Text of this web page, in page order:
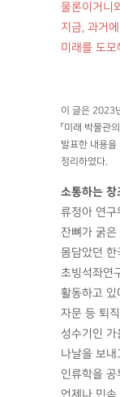
물론이거니
지금, 과거
미래를 도
이 글은 2023
「미래 박물관
발표한 내용을
정리하였다.
소통하는
류정아 연구
잔뼈가 굵
몸담았던 한
초빙석좌연
활동하고 있
자문 등 퇴
성수기인
나날을 보
인류학을
언제나 민